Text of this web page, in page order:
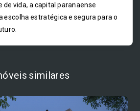
de vida, a capital paranaense
escolha estratégica e segura para o
similares